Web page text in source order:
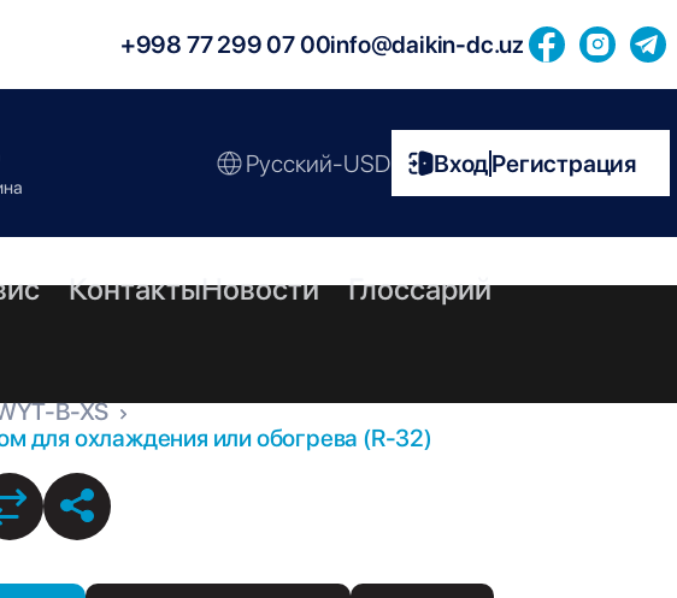
+998 77 299 07 00info@daikin-dc.uz
Русский-USD ВходРегистрация
КонтактыНовости Глоссарий
B-XS
для охлаждения или обогрева (R-32)